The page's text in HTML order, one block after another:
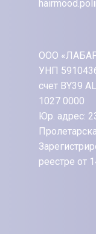
ООО
УНП
счет BY39
1027 0000
Юр. адрес:
реестре от